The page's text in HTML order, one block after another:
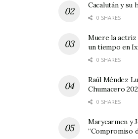
Cacalután y su
0 SHARES
Muere la actriz
un tiempo en
0 SHARES
Raúl Méndez
Chumacero
0 SHARES
Marycarmen y
“Compromiso